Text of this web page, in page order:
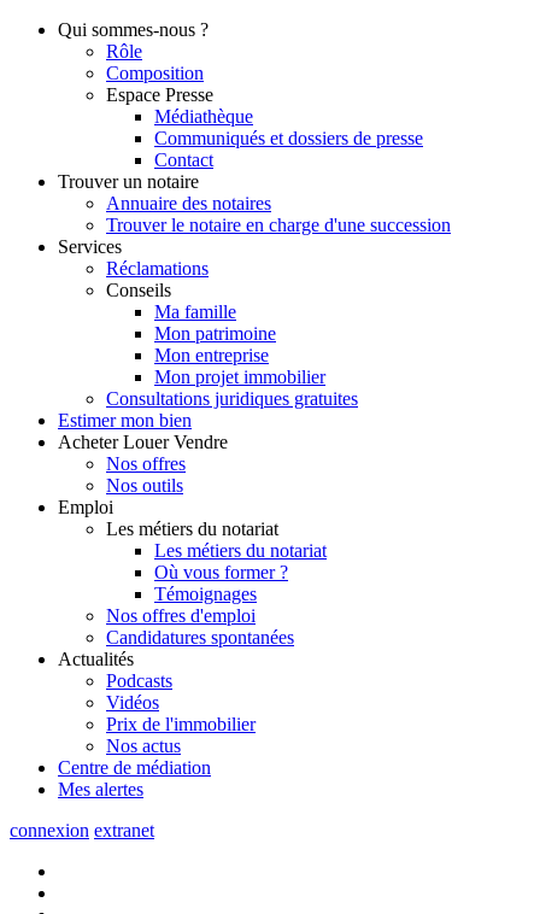
Qui sommes-nous ?
Rôle
Composition
Espace Presse
Médiathèque
Communiqués et dossiers de presse
Contact
Trouver un notaire
Annuaire des notaires
Trouver le notaire en charge d'une succession
Services
Réclamations
Conseils
Ma famille
Mon patrimoine
Mon entreprise
Mon projet immobilier
Consultations juridiques gratuites
Estimer mon bien
Acheter Louer Vendre
Nos offres
Nos outils
Emploi
Les métiers du notariat
Les métiers du notariat
Où vous former ?
Témoignages
Nos offres d'emploi
Candidatures spontanées
Actualités
Podcasts
Vidéos
Prix de l'immobilier
Nos actus
Centre de médiation
Mes alertes
connexion extranet